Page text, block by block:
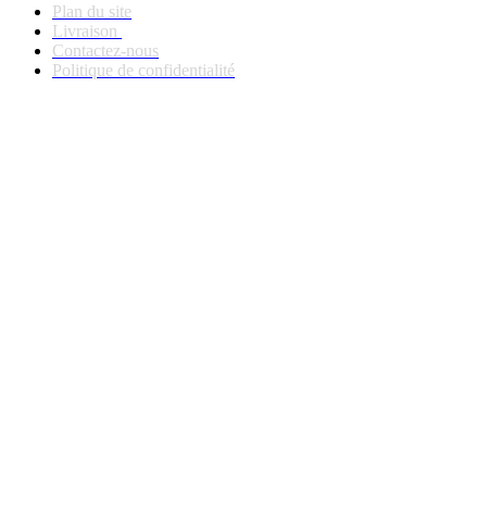
Plan du site
Livraison
Contactez-nous
Politique de confidentialité